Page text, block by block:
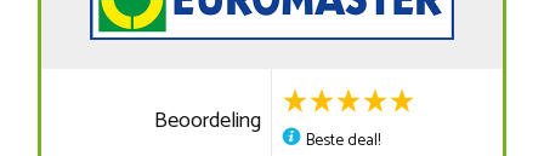
Beoordeling
Beste deal!